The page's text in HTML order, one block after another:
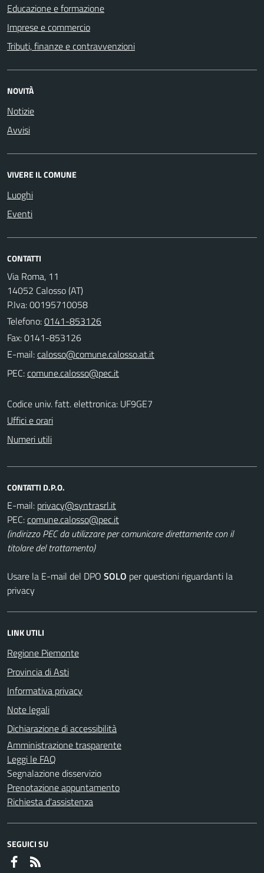
Educazione e formazione
Imprese e commercio
Tributi, finanze e contravvenzioni
NOVITÀ
Notizie
Avvisi
VIVERE IL COMUNE
Luoghi
Eventi
CONTATTI
Via Roma, 11
14052 Calosso (AT)
P.Iva: 00195710058
Telefono:0141-853126
Fax: 0141-853126
E-mail:
PEC:
Codice univ. fatt. elettronica: UF9GE7
Uffici e orari
Numeri utili
CONTATTI D.P.O.
E-mail:
PEC:
(indirizzo PEC da utilizzare per comunicare direttamente con il
titolare del trattamento)
Usare la E-mail del DPO SOLO per questioni riguardanti la
privacy
LINK UTILI
Regione Piemonte
Provincia di Asti
Informativa privacy
Note legali
Dichiarazione di accessibilità
Amministrazione trasparente
Leggi le FAQ
Segnalazione disservizio
Prenotazione appuntamento
Richiesta d'assistenza
SEGUICI SU